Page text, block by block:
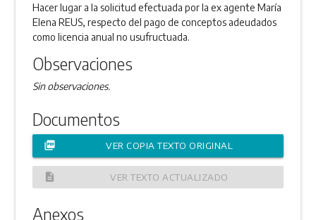
Hacer lugar a la solicitud efectuada por la ex agente María
Elena REUS, respecto del pago de conceptos adeudados
como licencia anual no usufructuada.
Observaciones
Sin observaciones.
Documentos
picture_as_pdf VER COPIA TEXTO ORIGINAL
description VER TEXTO ACTUALIZADO
Anexos